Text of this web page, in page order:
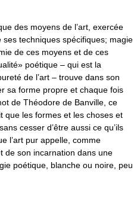
des moyens de l’art, exercée
techniques spécifiques; magie
de ces moyens et de ces
poétique – qui est la
de l’art – trouve dans son
sa forme propre et chaque fois
de Théodore de Banville, ce
que les formes et les choses et
cesser d’être aussi ce qu’ils
l’art pur appelle, comme
de son incarnation dans une
poétique, blanche ou noire, peu